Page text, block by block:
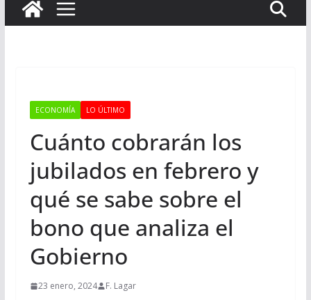
ECONOMÍA LO ÚLTIMO
Cuánto cobrarán los
jubilados en febrero y
qué se sabe sobre el
bono que analiza el
Gobierno
23 enero, 2024 F. Lagar